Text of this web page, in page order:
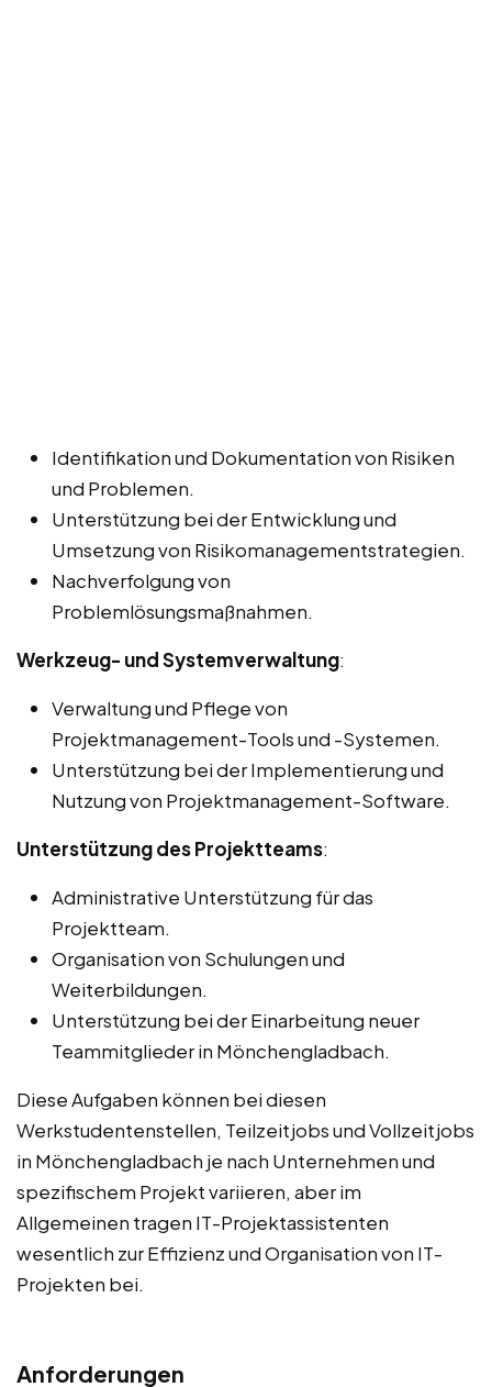
Identifikation und Dokumentation von Risiken
und Problemen.
Unterstützung bei der Entwicklung und
Umsetzung von Risikomanagementstrategien.
Nachverfolgung von
Problemlösungsmaßnahmen.
Werkzeug- und Systemverwaltung:
Verwaltung und Pflege von
Projektmanagement-Tools und -Systemen.
Unterstützung bei der Implementierung und
Nutzung von Projektmanagement-Software.
Unterstützung des Projektteams:
Administrative Unterstützung für das
Projektteam.
Organisation von Schulungen und
Weiterbildungen.
Unterstützung bei der Einarbeitung neuer
Teammitglieder in Mönchengladbach.
Diese Aufgaben können bei diesen
Werkstudentenstellen, Teilzeitjobs und Vollzeitjobs
in Mönchengladbach je nach Unternehmen und
spezifischem Projekt variieren, aber im
Allgemeinen tragen IT-Projektassistenten
wesentlich zur Effizienz und Organisation von IT-
Projekten bei.
Anforderungen